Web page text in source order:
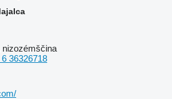
36326718